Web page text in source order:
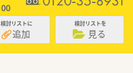
検討リストに
追加
検討リストを
見る